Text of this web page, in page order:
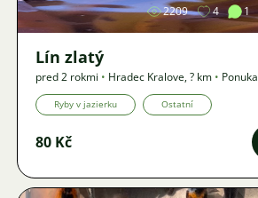
2209 4 1
Lín zlatý
pred 2 rokmi • Hradec Kralove,? km • Ponuka
Ryby v jazierku Ostatní
80 Kč